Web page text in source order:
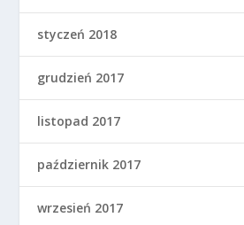
styczeń 2018
grudzień 2017
listopad 2017
październik 2017
wrzesień 2017